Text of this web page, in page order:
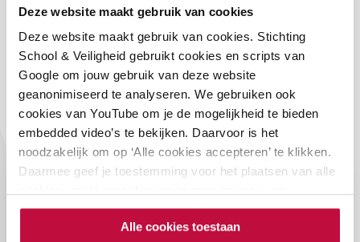
Deze website maakt gebruik van cookies
Deze website maakt gebruik van cookies. Stichting
School & Veiligheid gebruikt cookies en scripts van
Google om jouw gebruik van deze website
geanonimiseerd te analyseren. We gebruiken ook
cookies van YouTube om je de mogelijkheid te bieden
embedded video’s te bekijken. Daarvoor is het
noodzakelijk om op ‘Alle cookies accepteren’ te klikken.
Daarmee geef je toestemming voor het plaatsen van alle
cookieverklaring. Als je niet alle cookies accepteert, dan
kun je geen video's bekijken.Alle cookies toestaan
Soortgelijke
producten